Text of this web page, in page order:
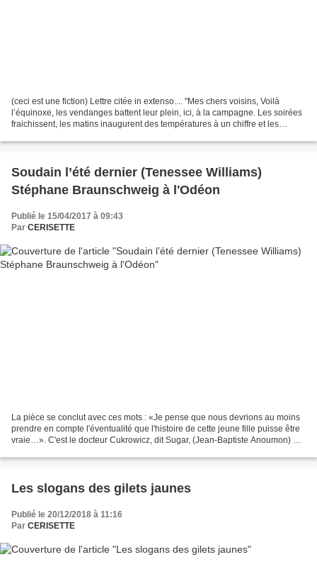
(ceci est une fiction) Lettre citée in extenso.... "Mes chers voisins, Voilà
l’équinoxe, les vendanges battent leur plein, ici, à la campagne. Les soirées
fraichissent, les matins inaugurent des températures à un chiffre et les
Soudain l’été dernier (Tenessee Williams)
Stéphane Braunschweig à l'Odéon
Publié le 15/04/2017 à 09:43
Par CERISETTE
La pièce se conclut avec ces mots : «Je pense que nous devrions au moins
prendre en compte l'éventualité que l'histoire de cette jeune fille puisse être
vraie…». C'est le docteur Cukrowicz, dit Sugar, (Jean-Baptiste Anoumon) qui
Les slogans des gilets jaunes
Publié le 20/12/2018 à 11:16
Par CERISETTE